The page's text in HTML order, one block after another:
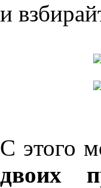
и
С этого
двоих